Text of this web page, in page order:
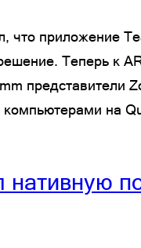
что приложение
Теперь к
представители
на
нативную